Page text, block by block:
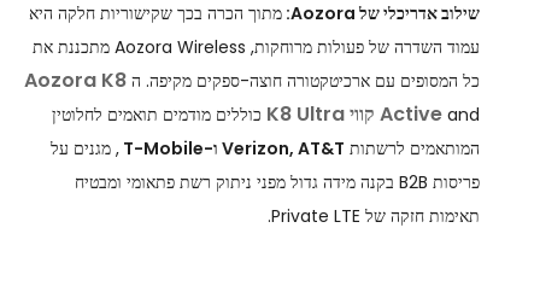
שילוב אדריכלי של Aozora:
מתוך הכרה בכך שקישוריות חלקה היא
עמוד השדרה של פעולות מרוחקות, Aozora Wireless מתכננת את
כל המסופים עם ארכיטקטורה חוצה-ספקים מקיפה. ה Aozora K8
Active and קווי K8 Ultra
כוללים מודמים תואמים לחלוטין
המותאמים לרשתות Verizon, AT&T ו-T-Mobile
, מגנים על
פריסות B2B בקנה מידה גדול מפני ניתוק רשת פתאומי ומבטיח
תאימות חזקה של Private LTE.